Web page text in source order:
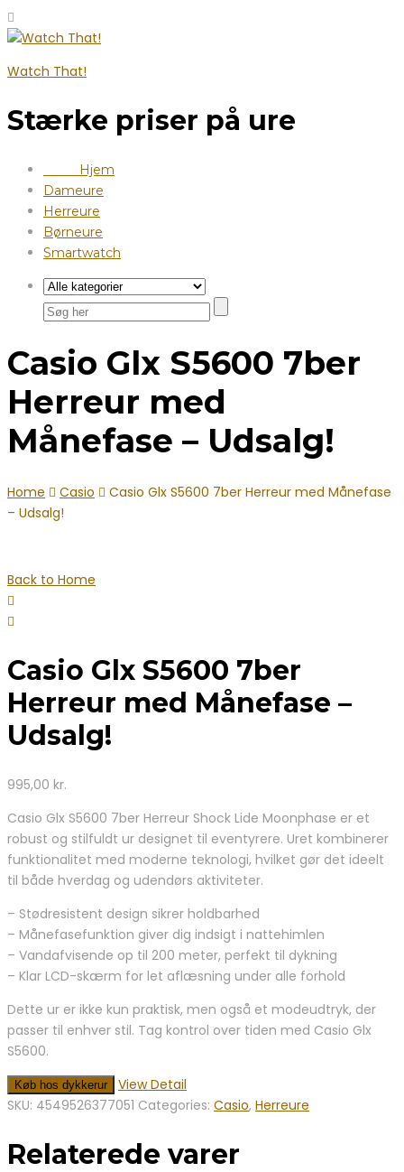
Watch That!
Stærke priser på ure
Hjem
Dameure
Herreure
Børneure
Smartwatch
Casio Glx S5600 7ber
Herreur med
Månefase – Udsalg!
Home Casio
Casio Glx S5600 7ber Herreur med Månefase
– Udsalg!
Back to Home
Casio Glx S5600 7ber
Herreur med Månefase –
Udsalg!
995,00 kr.
Casio Glx S5600 7ber Herreur Shock Lide Moonphase er et
robust og stilfuldt ur designet til eventyrere. Uret kombinerer
funktionalitet med moderne teknologi, hvilket gør det ideelt
til både hverdag og udendørs aktiviteter.
– Stødresistent design sikrer holdbarhed
– Månefasefunktion giver dig indsigt i nattehimlen
– Vandafvisende op til 200 meter, perfekt til dykning
– Klar LCD-skærm for let aflæsning under alle forhold
Dette ur er ikke kun praktisk, men også et modeudtryk, der
passer til enhver stil. Tag kontrol over tiden med Casio Glx
S5600.
Køb hos dykkerur
View Detail
SKU: 4549526377051 Categories: Casio, Herreure
Relaterede varer